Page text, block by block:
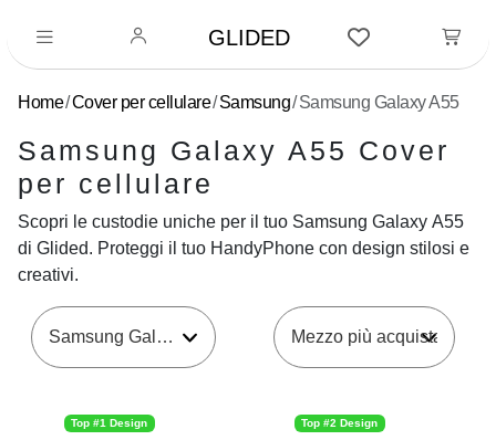
GLIDED
Home Cover per cellulare Samsung Samsung Galaxy A55
Samsung Galaxy A55 Cover
per cellulare
Scopri le custodie uniche per il tuo Samsung Galaxy A55
di Glided. Proteggi il tuo HandyPhone con design stilosi e
creativi.
Samsung Galaxy A55
Top #1 Design Top #2 Design